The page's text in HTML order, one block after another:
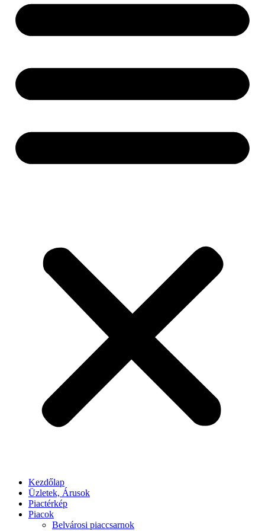
Kezdőlap
Üzletek, Árusok
Piactérkép
Piacok
Belvárosi piaccsarnok